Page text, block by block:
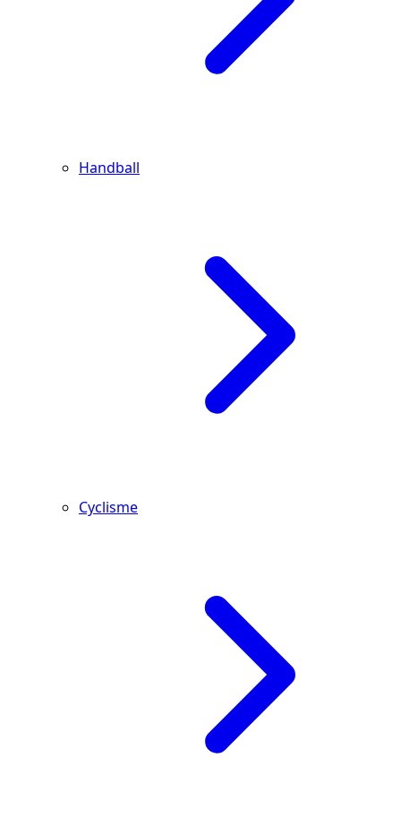
Handball
Cyclisme